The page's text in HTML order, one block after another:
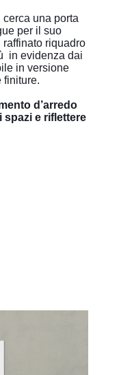
una porta
per il suo
riquadro
in evidenza dai
in versione
finiture.
d’arredo
spazi e riflettere